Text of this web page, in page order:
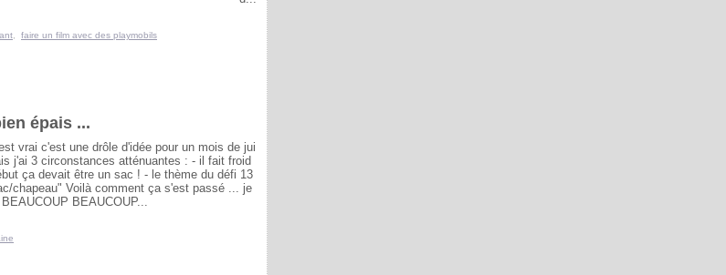
faire un film avec des playmobils
épais ...
vrai c'est une drôle d'idée pour un mois de jui
j'ai 3 circonstances atténuantes : - il fait froid
ça devait être un sac ! - le thème du défi 13
chapeau" Voilà comment ça s'est passé ... je
BEAUCOUP...